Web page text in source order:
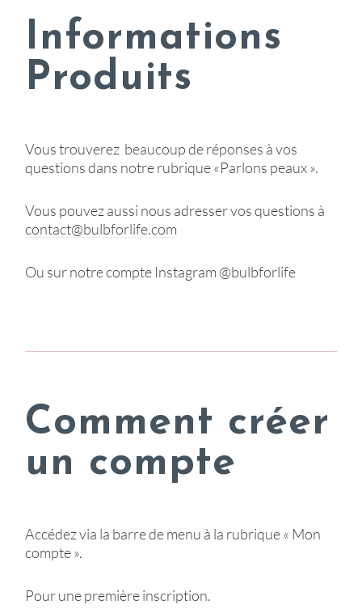
Informations
Produits
Vous trouverez beaucoup de réponses à vos
questions dans notre rubrique «Parlons peaux ».
Vous pouvez aussi nous adresser vos questions à
contact@bulbforlife.com
Ou sur notre compte Instagram @bulbforlife
Comment créer
un compte
Accédez via la barre de menu à la rubrique « Mon
compte ».
Pour une première inscription.